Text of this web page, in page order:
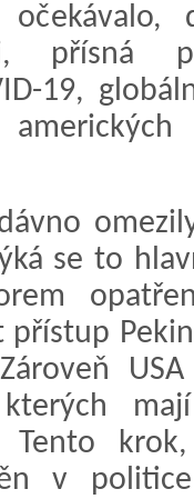
přísná
19,
se to
přístup
Tento
v